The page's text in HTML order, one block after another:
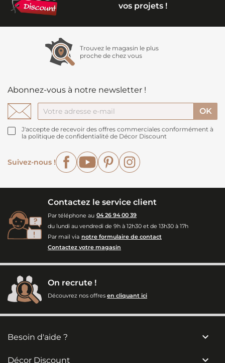
vos projets !
Trouvez le magasin le plus
proche de chez vous
Abonnez-vous à notre newsletter !
J'accepte de recevoir des offres commerciales conformément à
la politique de confidentialité de Décor Discount
Suivez-nous !
FacebookYouTubePinterest
Contactez le service client
Par téléphone au 04 26 94 00 39
du lundi au vendredi de 9h à 12h30 et de 13h30 à 17h
Par mail via notre formulaire de contact
Contactez votre magasin
On recrute !
Découvrez nos offres en cliquant ici
Besoin d'aide ? 
Décor Discount 